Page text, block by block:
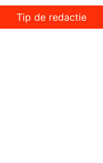
Tip de redactie